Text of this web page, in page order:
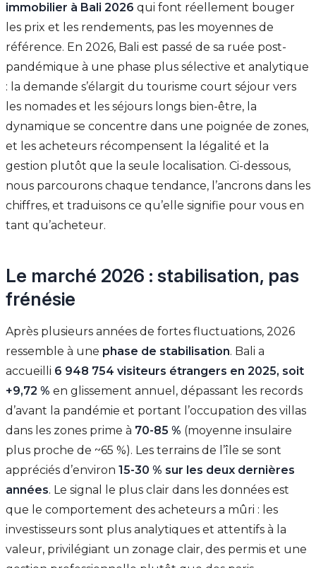
immobilier à Bali 2026 qui font réellement bouger
les prix et les rendements, pas les moyennes de
référence. En 2026, Bali est passé de sa ruée post-
pandémique à une phase plus sélective et analytique
: la demande s’élargit du tourisme court séjour vers
les nomades et les séjours longs bien-être, la
dynamique se concentre dans une poignée de zones,
et les acheteurs récompensent la légalité et la
gestion plutôt que la seule localisation. Ci-dessous,
nous parcourons chaque tendance, l’ancrons dans les
chiffres, et traduisons ce qu’elle signifie pour vous en
tant qu’acheteur.
Le marché 2026 : stabilisation, pas
frénésie
Après plusieurs années de fortes fluctuations, 2026
ressemble à une phase de stabilisation. Bali a
accueilli 6 948 754 visiteurs étrangers en 2025, soit
+9,72 % en glissement annuel, dépassant les records
d’avant la pandémie et portant l’occupation des villas
dans les zones prime à 70-85 % (moyenne insulaire
plus proche de ~65 %). Les terrains de l’île se sont
appréciés d’environ 15-30 % sur les deux dernières
années. Le signal le plus clair dans les données est
que le comportement des acheteurs a mûri : les
investisseurs sont plus analytiques et attentifs à la
valeur, privilégiant un zonage clair, des permis et une